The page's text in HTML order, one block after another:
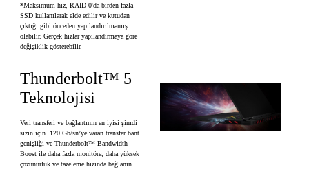
*Maksimum hız, RAID 0'da birden fazla
SSD kullanılarak elde edilir ve kutudan
çıktığı gibi önceden yapılandırılmamış
olabilir. Gerçek hızlar yapılandırmaya göre
değişiklik gösterebilir.
Thunderbolt™ 5
Teknolojisi
Veri transferi ve bağlantının en iyisi şimdi
sizin için. 120 Gb/sn’ye varan transfer bant
genişliği ve Thunderbolt™ Bandwidth
Boost ile daha fazla monitöre, daha yüksek
çözünürlük ve tazeleme hızında bağlanın.